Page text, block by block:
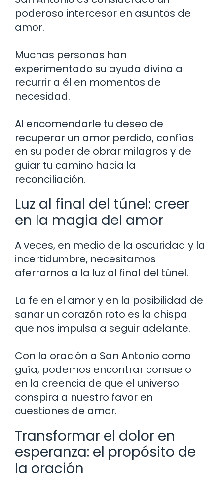
poderoso intercesor en asuntos de
amor.
Muchas personas han
experimentado su ayuda divina al
recurrir a él en momentos de
necesidad.
Al encomendarle tu deseo de
recuperar un amor perdido, confías
en su poder de obrar milagros y de
guiar tu camino hacia la
reconciliación.
Luz al final del túnel: creer
en la magia del amor
A veces, en medio de la oscuridad y la
incertidumbre, necesitamos
aferrarnos a la luz al final del túnel.
La fe en el amor y en la posibilidad de
sanar un corazón roto es la chispa
que nos impulsa a seguir adelante.
Con la oración a San Antonio como
guía, podemos encontrar consuelo
en la creencia de que el universo
conspira a nuestro favor en
cuestiones de amor.
Transformar el dolor en
esperanza: el propósito de
la oración